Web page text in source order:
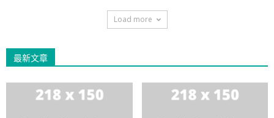
Load more
最新文章